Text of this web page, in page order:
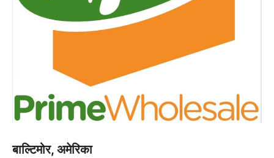
बाल्टिमोर, अमेरिका